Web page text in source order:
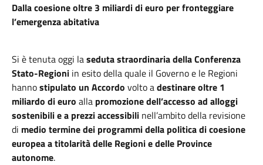
Dalla coesione oltre 3 miliardi di euro per fronteggiare
l’emergenza abitativa
Si è tenuta oggi laseduta straordinaria della Conferenza
Stato-Regioni in esito della quale il Governo e le Regioni
hannostipulato un Accordo volto adestinare oltre 1
miliardo di euro alla promozione dell’accesso ad alloggi
sostenibili e a prezzi accessibili nell’ambito della revisione
di medio termine dei programmi della politica di coesione
europea a titolarità delle Regioni e delle Province
autonome.